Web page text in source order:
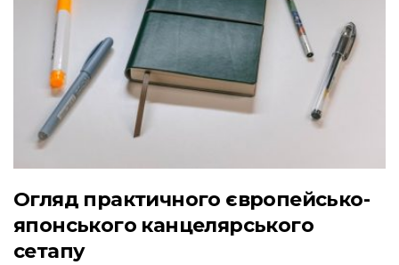
Огляд практичного європейсько-
японського канцелярського
сетапу